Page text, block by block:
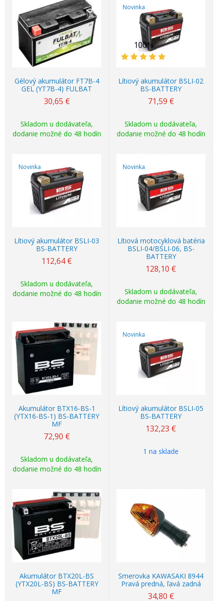
Gélový akumulátor FT7B-4
GEL (YT7B-4) FULBAT
30,65 €
Skladom u dodávateľa,
dodanie možné do 48 hodín
Novinka
100%
Lítiový akumulátor BSLI-02
BS-BATTERY
71,59 €
Skladom u dodávateľa,
dodanie možné do 48 hodín
Novinka
Lítiový akumulátor BSLI-03
BS-BATTERY
112,64 €
Skladom u dodávateľa,
dodanie možné do 48 hodín
Novinka
Lítiová motocyklová batéria
BSLI-04/BSLI-06, BS-
BATTERY
128,10 €
Skladom u dodávateľa,
dodanie možné do 48 hodín
Akumulátor BTX16-BS-1
(YTX16-BS-1) BS-BATTERY
MF
72,90 €
Skladom u dodávateľa,
dodanie možné do 48 hodín
Novinka
Lítiový akumulátor BSLI-05
BS-BATTERY
132,23 €
1 na sklade
Akumulátor BTX20L-BS
(YTX20L-BS) BS-BATTERY
MF
Smerovka KAWASAKI 8944
Pravá predná, ľavá zadná
34,80 €